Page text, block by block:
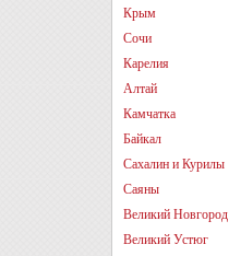
Крым
Сочи
Карелия
Алтай
Камчатка
Байкал
Сахалин и Курилы
Саяны
Великий Новгород
Великий Устюг